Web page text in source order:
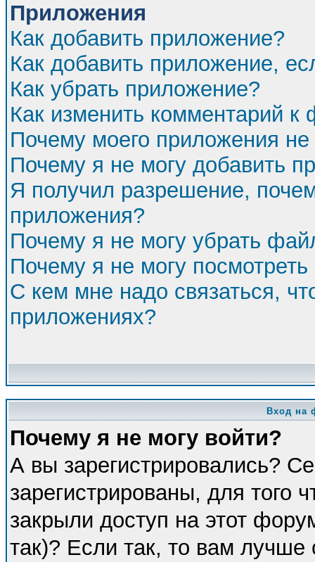
Приложения
Как добавить приложение?
Как добавить приложение,
Как убрать приложение?
Как изменить комментарий к
Почему моего приложения не
Почему я не могу добавить
Я получил разрешение,
приложения?
Почему я не могу убрать
Почему я не могу
С кем мне надо связаться,
приложениях?
Вход на
Почему я не могу войти?
А вы зарегистрировались?
зарегистрированы, для того
закрыли доступ на этот
так)? Если так, то вам лучше